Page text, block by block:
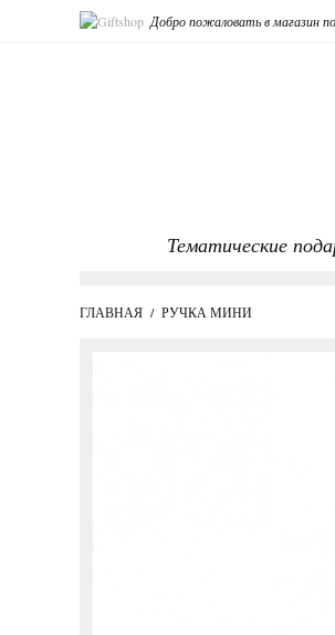
Добро пожаловать в магазин
Тематические
ГЛАВНАЯ / РУЧКА МИНИ